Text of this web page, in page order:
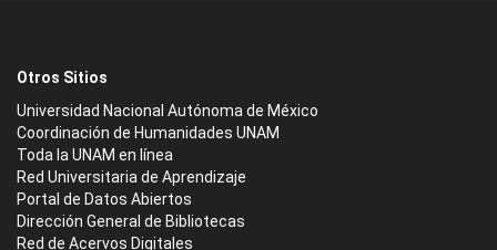
Otros Sitios
Universidad Nacional Autónoma de México
Coordinación de Humanidades UNAM
Toda la UNAM en línea
Red Universitaria de Aprendizaje
Portal de Datos Abiertos
Dirección General de Bibliotecas
Red de Acervos Digitales